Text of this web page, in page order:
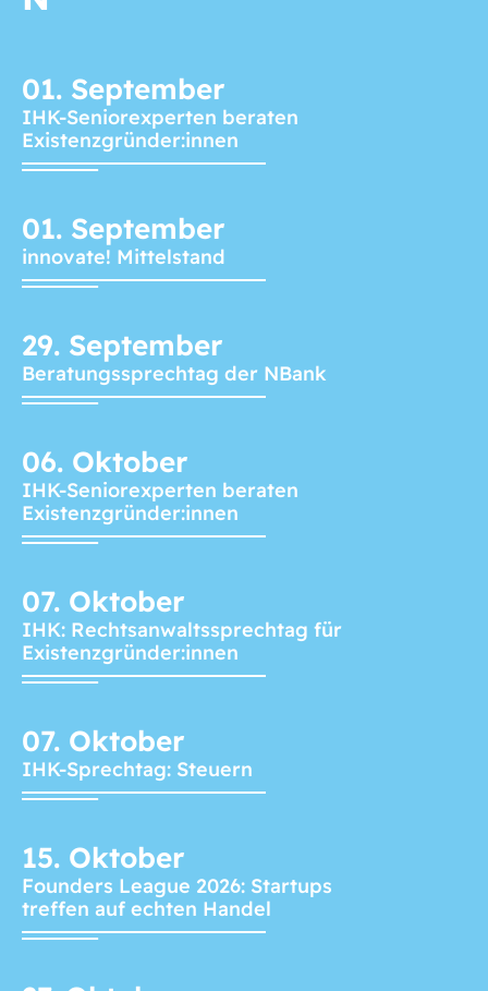
01. September
IHK-Seniorexperten beraten
Existenzgründer:innen
01. September
innovate! Mittelstand
29. September
Beratungssprechtag der NBank
06. Oktober
IHK-Seniorexperten beraten
Existenzgründer:innen
07. Oktober
IHK: Rechtsanwaltssprechtag für
Existenzgründer:innen
07. Oktober
IHK-Sprechtag: Steuern
15. Oktober
Founders League 2026: Startups
treffen auf echten Handel